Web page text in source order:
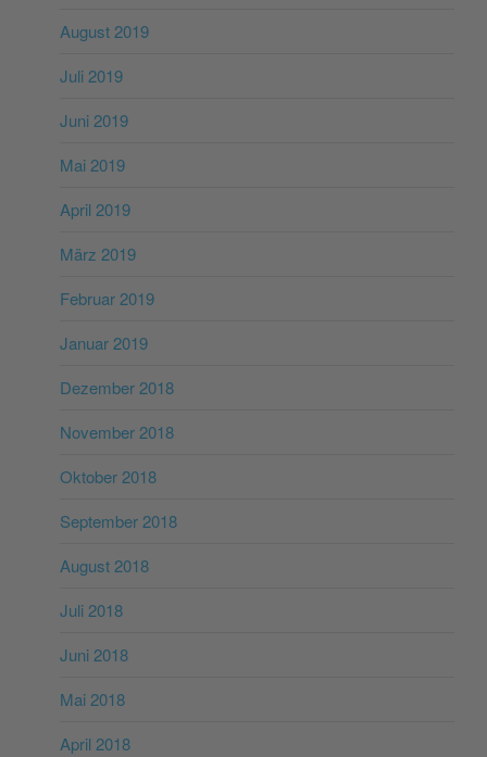
August 2019
Juli 2019
Juni 2019
Mai 2019
April 2019
März 2019
Februar 2019
Januar 2019
Dezember 2018
November 2018
Oktober 2018
September 2018
August 2018
Juli 2018
Juni 2018
Mai 2018
April 2018